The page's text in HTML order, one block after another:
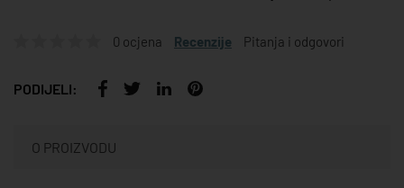
0 ocjena Recenzije Pitanja i odgovori
PODIJELI:
O PROIZVODU